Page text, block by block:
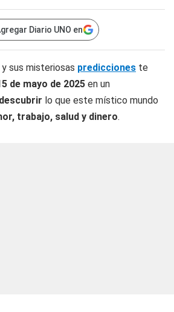
Diario UNO en
y sus misteriosas predicciones te
de mayo de 2025 en un
descubrir lo que este místico mundo
trabajo, salud y dinero.